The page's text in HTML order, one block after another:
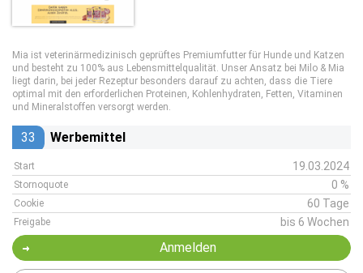
Mia ist veterinärmedizinisch geprüftes Premiumfutter für Hunde und Katzen
und besteht zu 100% aus Lebensmittelqualität. Unser Ansatz bei Milo & Mia
liegt darin, bei jeder Rezeptur besonders darauf zu achten, dass die Tiere
optimal mit den erforderlichen Proteinen, Kohlenhydraten, Fetten, Vitaminen
und Mineralstoffen versorgt werden.
33 Werbemittel
Start 19.03.2024
Stornoquote 0 %
Cookie 60 Tage
Freigabe bis 6 Wochen
Anmelden